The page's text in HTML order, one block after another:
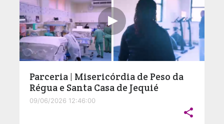
Parceria | Misericórdia de Peso da
Régua e Santa Casa de Jequié
09/06/2026 12:46:00
